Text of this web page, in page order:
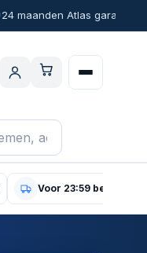
24 maanden Atlas garantie
Voor 23:59 besteld,